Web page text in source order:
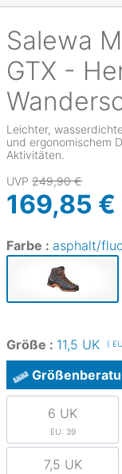
Salewa
GTX -
Leichter,
und ergonomischem
Aktivitäten.
UVP 249,90 €
169,85 €
Farbe : asphalt/
Größe : 11,5 UK (
6 UK
EU: 39
7,5 UK